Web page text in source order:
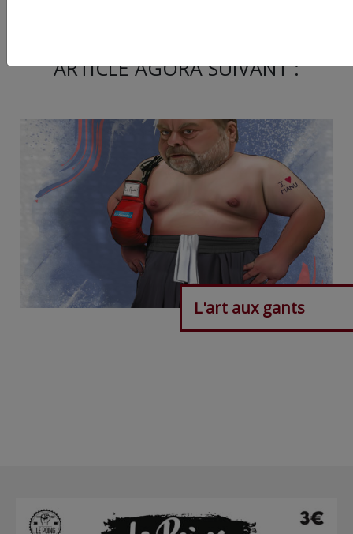
ARTICLE AGORA SUIVANT :
L'art aux gants